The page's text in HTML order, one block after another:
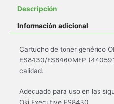
Descripción
Información adicional
Cartucho de toner genérico
ES8430/ES8460MFP
calidad.
Adecuado para uso en las
Oki Executive ES8430